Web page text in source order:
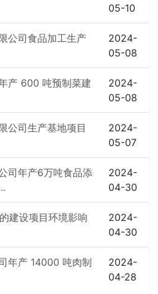
05-10
公司食品加工生产
2024-
05-08
产 600 吨预制菜建
2024-
05-08
公司生产基地项目
2024-
05-07
司年产6万吨食品添
2024-
04-30
建设项目环境影响
2024-
04-30
年产 14000 吨肉制
2024-
04-28